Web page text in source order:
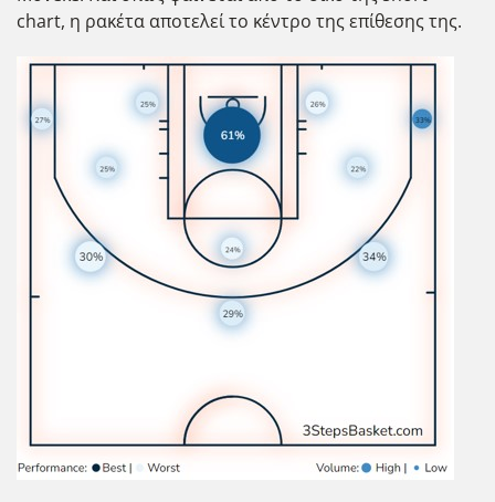
chart, η ρακέτα αποτελεί το κέντρο της επίθεσης της.